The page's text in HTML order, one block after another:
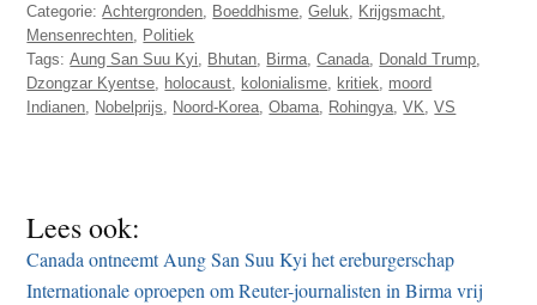
Categorie:Achtergronden, Boeddhisme,Geluk, Krijgsmacht,
Mensenrechten, Politiek
Tags:Aung San Suu Kyi, Bhutan, Birma,Canada, Donald Trump,
Dzongzar Kyentse, holocaust, kolonialisme, kritiek, moord
Indianen, Nobelprijs, Noord-Korea,Obama, Rohingya,VK,VS
Lees ook:
Canada ontneemt Aung San Suu Kyi het ereburgerschap
Internationale oproepen om Reuter-journalisten in Birma vrij